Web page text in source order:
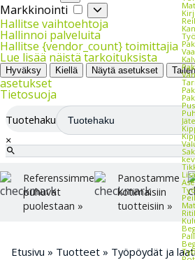
Markkinointi
Markkinointi
Hallitse vaihtoehtoja
Hallinnoi palveluita
Hallitse {vendor_count} toimittajia
Lue lisää näistä tarkoituksista
Hyväksy Kiellä Näytä asetukset
asetukset
Tietosuoja
Tuotehaku
×
Referenssimme
puhuvat
puolestaan »
Panostamme
kotimaisiin
tuotteisiin »
Etusivu » Tuotteet » Työpöydät ja